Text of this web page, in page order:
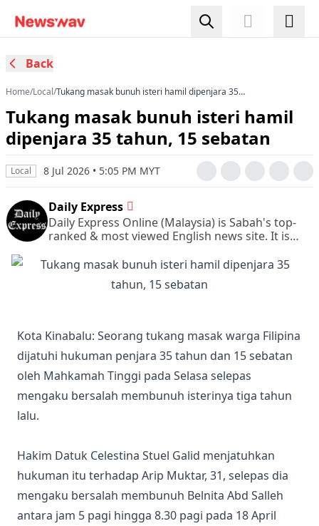
Back
Home/Local/Tukang masak bunuh isteri hamil dipenjara 35
Tukang masak bunuh isteri hamil
dipenjara 35 tahun, 15 sebatan
Local 8 Jul 2026 • 5:05 PM MYT
Daily Express
Daily Express Online (Malaysia) is Sabah's top-
ranked & most viewed English news site. It is
English newspaper.
Kota Kinabalu: Seorang tukang masak warga Filipina
dijatuhi hukuman penjara 35 tahun dan 15 sebatan
oleh Mahkamah Tinggi pada Selasa selepas
mengaku bersalah membunuh isterinya tiga tahun
lalu.
Hakim Datuk Celestina Stuel Galid menjatuhkan
hukuman itu terhadap Arip Muktar, 31, selepas dia
mengaku bersalah membunuh Belnita Abd Salleh
antara jam 5 pagi hingga 8.30 pagi pada 18 April